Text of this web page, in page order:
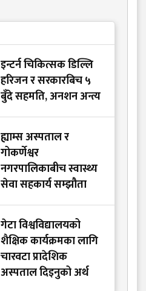
इन्टर्न चिकित्सक डिल्लि
हरिजन र सरकारबिच ५
बुँदे सहमति, अनशन अन्त्य
ह्याम्स अस्पताल र
गोकर्णेश्वर
नगरपालिकाबीच स्वास्थ्य
सेवा सहकार्य सम्झौता
गेटा विश्वविद्यालयको
शैक्षिक कार्यक्रमका लागि
चारवटा प्रादेशिक
अस्पताल दिइनुको अर्थ